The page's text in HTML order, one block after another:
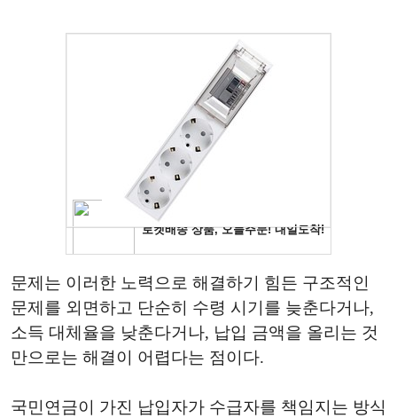
문제는 이러한 노력으로 해결하기 힘든 구조적인
문제를 외면하고 단순히 수령 시기를 늦춘다거나,
소득 대체율을 낮춘다거나, 납입 금액을 올리는 것
만으로는 해결이 어렵다는 점이다.
국민연금이 가진 납입자가 수급자를 책임지는 방식